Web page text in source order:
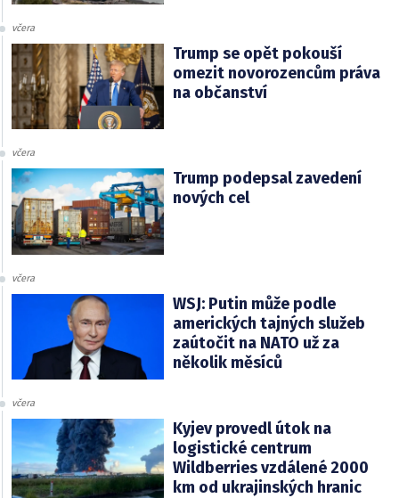
včera
Trump se opět pokouší
omezit novorozencům práva
na občanství
včera
Trump podepsal zavedení
nových cel
včera
WSJ: Putin může podle
amerických tajných služeb
zaútočit na NATO už za
několik měsíců
včera
Kyjev provedl útok na
logistické centrum
Wildberries vzdálené 2000
km od ukrajinských hranic